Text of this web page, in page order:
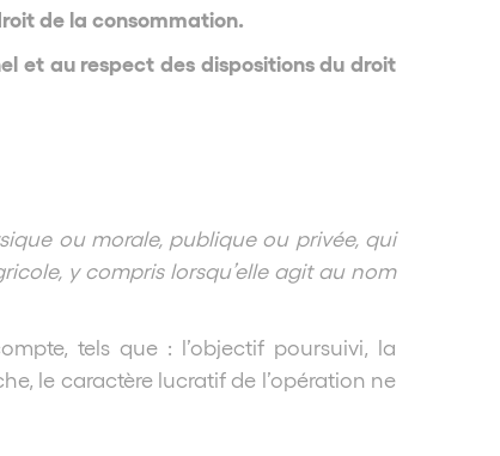
de la consommation.
et au respect des dispositions du droit
ou morale, publique ou privée, qui
y compris lorsqu’elle agit au nom
tels que : l’objectif poursuivi, la
le caractère lucratif de l’opération ne